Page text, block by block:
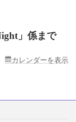
」係まで
カレンダーを表示